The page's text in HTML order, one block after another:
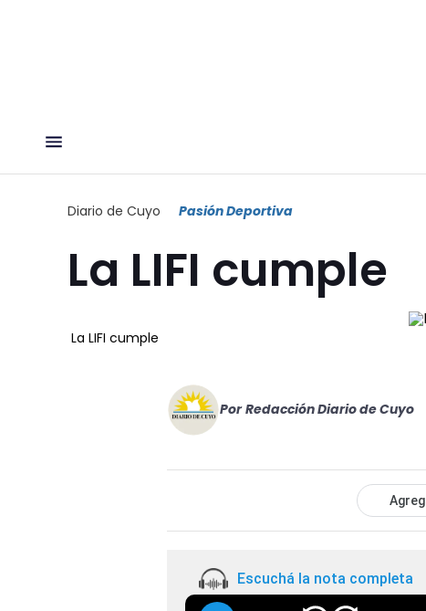
Diario de Cuyo Pasión Deportiva
La LIFI cumple
La LIFI cumple
Por Redacción Diario de Cuyo
Escuchá la nota completa